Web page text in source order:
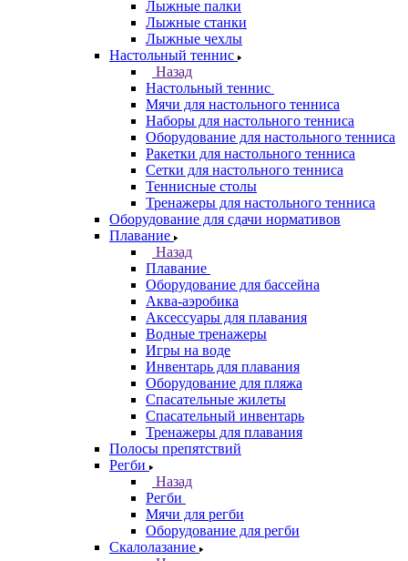
Лыжные палки
Лыжные станки
Лыжные чехлы
Настольный теннис
Назад
Настольный теннис
Мячи для настольного тенниса
Наборы для настольного тенниса
Оборудование для настольного тенниса
Ракетки для настольного тенниса
Сетки для настольного тенниса
Теннисные столы
Тренажеры для настольного тенниса
Оборудование для сдачи нормативов
Плавание
Назад
Плавание
Оборудование для бассейна
Аква-аэробика
Аксессуары для плавания
Водные тренажеры
Игры на воде
Инвентарь для плавания
Оборудование для пляжа
Спасательные жилеты
Спасательный инвентарь
Тренажеры для плавания
Полосы препятствий
Регби
Назад
Регби
Мячи для регби
Оборудование для регби
Скалолазание